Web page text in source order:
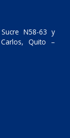
N58-63 y
Quito –